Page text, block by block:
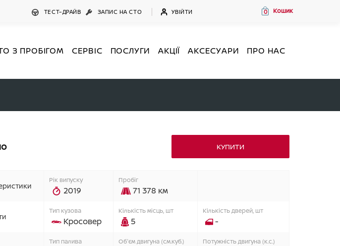
ТЕСТ–ДРАЙВ ЗАПИС НА СТО УВІЙТИ 0 Кошик
З ПРОБІГОМ СЕРВІС ПОСЛУГИ АКЦІЇ АКСЕСУАРИ ПРО НАС
КУПИТИ
Рік випуску
2019
Пробіг
71 378 км
Тип кузова
Кросовер
Кiлькiсть мiсць, шт
5
Кiлькiсть дверей, шт
-
Тип палива Об'єм двигуна (см.куб.) Потужність двигуна (к.с.)